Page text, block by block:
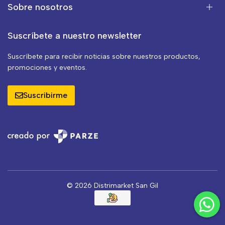
Sobre nosotros
Suscríbete a nuestro newsletter
Suscríbete para recibir noticias sobre nuestros productos,
promociones y eventos.
Suscribirme
© 2026 Distrimarket San Gil